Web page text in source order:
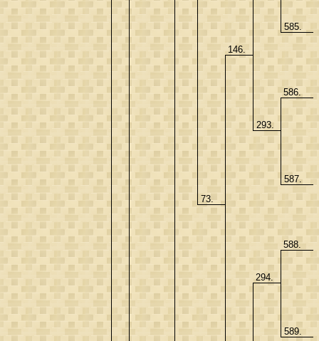
73.
146.
585.
293.
586.
587.
294.
588.
589.